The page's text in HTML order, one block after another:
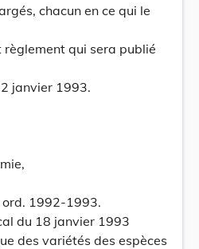
chacun en ce qui le
règlement qui sera publié
janvier 1993.
ord. 1992-1993.
du 18 janvier 1993
des variétés des espèces